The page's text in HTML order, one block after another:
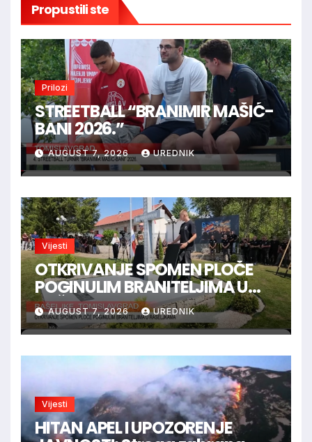
Propustili ste
Prilozi
STREETBALL “BRANIMIR MAŠIĆ-
BANI 2026.”
AUGUST 7, 2026 UREDNIK
Vijesti
OTKRIVANJE SPOMEN PLOČE
POGINULIM BRANITELJIMA U
RAŠELJKAMA
AUGUST 7, 2026 UREDNIK
Vijesti
HITAN APEL I UPOZORENJE